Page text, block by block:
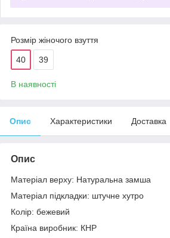
Розмір жіночого взуття
40 39
В наявності
Опис Характеристики Доставка
Опис
Матеріал верху: Натуральна замша
Матеріал підкладки: штучне хутро
Колір: бежевий
Країна виробник: КНР